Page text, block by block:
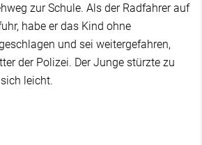
zur Schule. Als der Radfahrer auf
habe er das Kind ohne
und sei weitergefahren,
der Polizei. Der Junge stürzte zu
leicht.